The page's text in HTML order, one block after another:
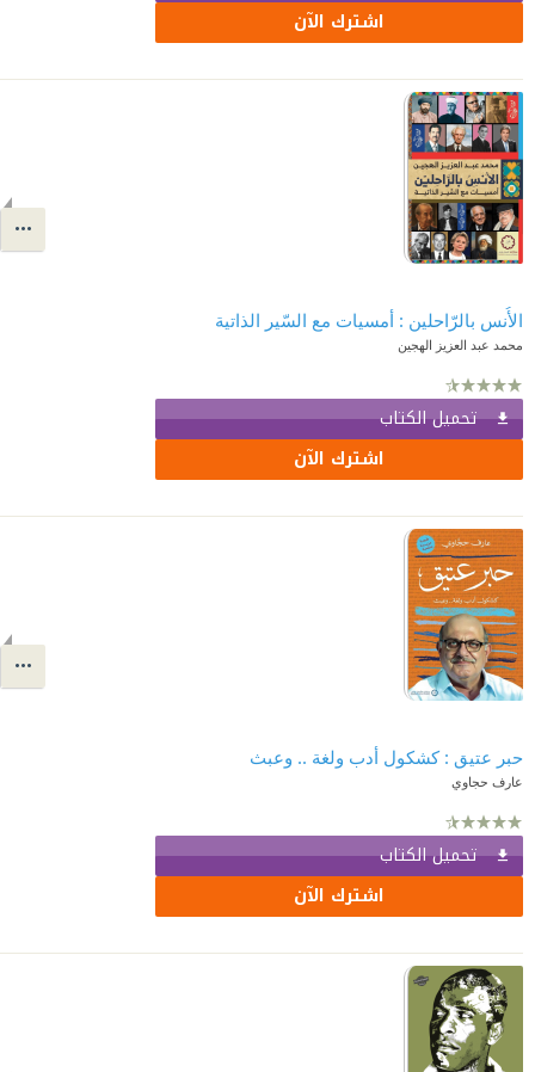
اشترك الآن
الأُنس بالرّاحلين : أمسيات مع السّير الذاتية
محمد عبد العزيز الهجين
تحميل الكتاب
اشترك الآن
حبر عتيق : كشكول أدب ولغة .. وعبث
عارف حجاوي
تحميل الكتاب
اشترك الآن